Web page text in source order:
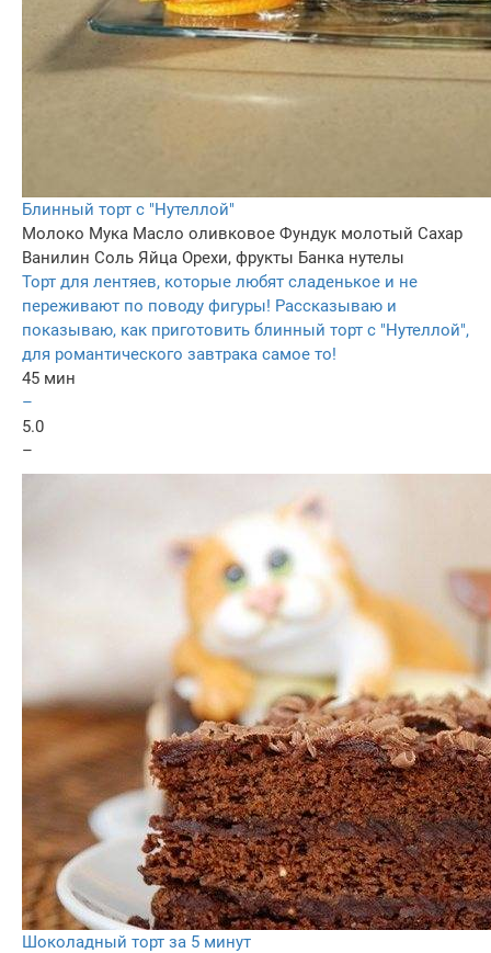
Блинный торт с "Нутеллой"
Молоко Мука Масло оливковое Фундук молотый Сахар
Ванилин Соль Яйца Орехи, фрукты Банка нутелы
Торт для лентяев, которые любят сладенькое и не
переживают по поводу фигуры! Рассказываю и
показываю, как приготовить блинный торт с "Нутеллой",
для романтического завтрака самое то!
45 мин
–
5.0
–
Шоколадный торт за 5 минут